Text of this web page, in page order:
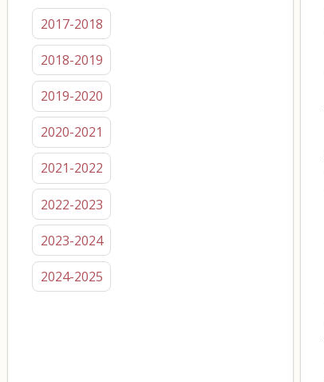
2017-2018
2018-2019
2019-2020
2020-2021
2021-2022
2022-2023
2023-2024
2024-2025